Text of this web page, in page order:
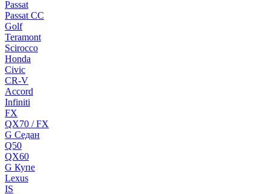
Passat
Passat CC
Golf
Teramont
Scirocco
Honda
Civic
CR-V
Accord
Infiniti
FX
QX70 / FX
G Cедан
Q50
QX60
G Купе
Lexus
IS